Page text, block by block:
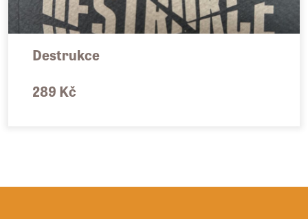
Destrukce
289 Kč